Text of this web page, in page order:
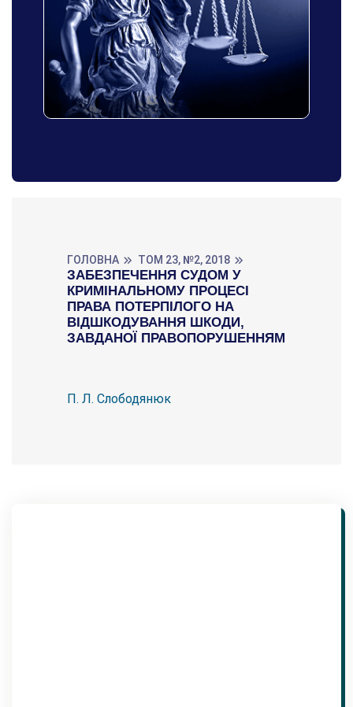
ГОЛОВНА ТОМ 23, №2, 2018
ЗАБЕЗПЕЧЕННЯ СУДОМ У
КРИМІНАЛЬНОМУ ПРОЦЕСІ
ПРАВА ПОТЕРПІЛОГО НА
ВІДШКОДУВАННЯ ШКОДИ,
ЗАВДАНОЇ ПРАВОПОРУШЕННЯМ
П. Л. Слободянюк